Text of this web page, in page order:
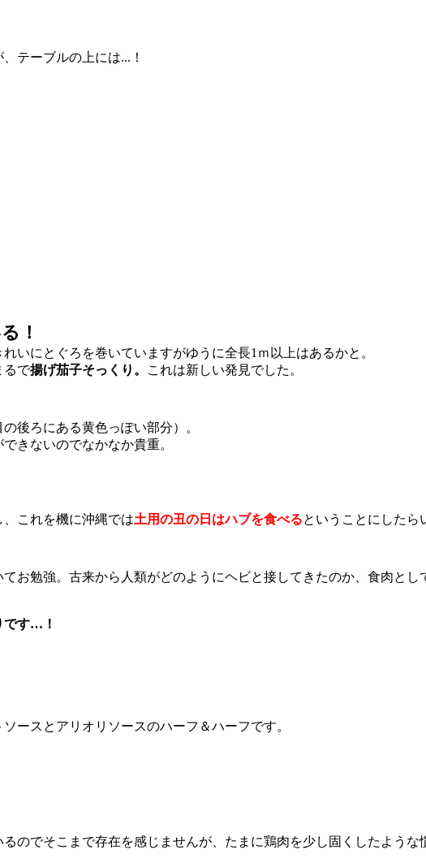
テーブルの上には...！
！
いにとぐろを巻いていますがゆうに全長1ｍ以上はあるかと。
るで揚げ茄子そっくり。 これは新しい発見でした。
後ろにある黄色っぽい部分）。
きないのでなかなか貴重。
、これを機に沖縄では土用の丑の日はハブを食べるということにしたら
お勉強。古来から人類がどのようにヘビと接してきたのか、食肉と
です…！
ースとアリオリソースのハーフ＆ハーフです。
のでそこまで存在を感じませんが、たまに鶏肉を少し固くしたよう